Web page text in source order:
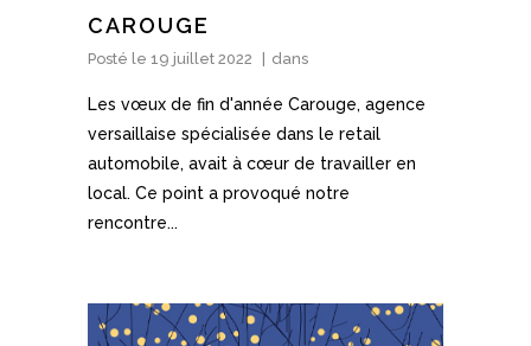
CAROUGE
Posté le 19 juillet 2022 dans
Les vœux de fin d'année Carouge, agence
versaillaise spécialisée dans le retail
automobile, avait à cœur de travailler en
local. Ce point a provoqué notre
rencontre...